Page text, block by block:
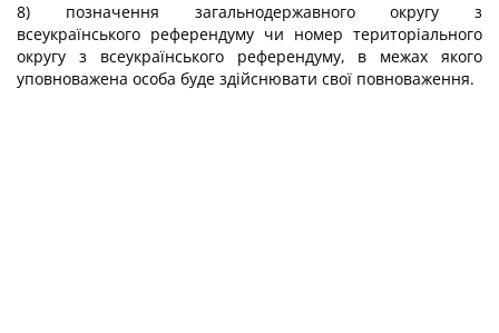
8) позначення загальнодержавного округу з
всеукраїнського референдуму чи номер територіального
округу з всеукраїнського референдуму, в межах якого
уповноважена особа буде здійснювати свої повноваження.